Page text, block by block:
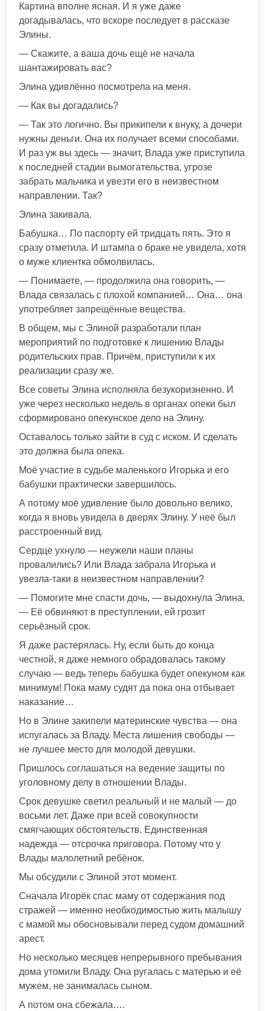
Картина вполне ясная. И я уже даже
догадывалась, что вскоре последует в рассказе
Элины.
— Скажите, а ваша дочь ещё не начала
шантажировать вас?
Элина удивлённо посмотрела на меня.
— Как вы догадались?
— Так это логично. Вы прикипели к внуку, а дочери
нужны деньги. Она их получает всеми способами.
И раз уж вы здесь — значит, Влада уже приступила
к последней стадии вымогательства, угрозе
забрать мальчика и увезти его в неизвестном
направлении. Так?
Элина закивала.
Бабушка… По паспорту ей тридцать пять. Это я
сразу отметила. И штампа о браке не увидела, хотя
о муже клиентка обмолвилась.
— Понимаете, — продолжила она говорить, —
Влада связалась с плохой компанией… Она… она
употребляет запрещённые вещества.
В общем, мы с Элиной разработали план
мероприятий по подготовке к лишению Влады
родительских прав. Причём, приступили к их
реализации сразу же.
Все советы Элина исполняла безукоризненно. И
уже через несколько недель в органах опеки был
сформировано опекунское дело на Элину.
Оставалось только зайти в суд с иском. И сделать
это должна была опека.
Моё участие в судьбе маленького Игорька и его
бабушки практически завершилось.
А потому моё удивление было довольно велико,
когда я вновь увидела в дверях Элину. У неё был
расстроенный вид.
Сердце ухнуло — неужели наши планы
провалились? Или Влада забрала Игорька и
увезла-таки в неизвестном направлении?
— Помогите мне спасти дочь, — выдохнула Элина.
— Её обвиняют в преступлении, ей грозит
серьёзный срок.
Я даже растерялась. Ну, если быть до конца
честной, я даже немного обрадовалась такому
случаю — ведь теперь бабушка будет опекуном как
минимум! Пока маму судят да пока она отбывает
наказание…
Но в Элине закипели материнские чувства — она
испугалась за Владу. Места лишения свободы —
не лучшее место для молодой девушки.
Пришлось соглашаться на ведение защиты по
уголовному делу в отношении Влады.
Срок девушке светил реальный и не малый — до
восьми лет. Даже при всей совокупности
смягчающих обстоятельств. Единственная
надежда — отсрочка приговора. Потому что у
Влады малолетний ребёнок.
Мы обсудили с Элиной этот момент.
Сначала Игорёк спас маму от содержания под
стражей — именно необходимостью жить малышу
с мамой мы обосновывали перед судом домашний
арест.
Но несколько месяцев непрерывного пребывания
дома утомили Владу. Она ругалась с матерью и её
мужем, не занималась сыном.
А потом она сбежала….